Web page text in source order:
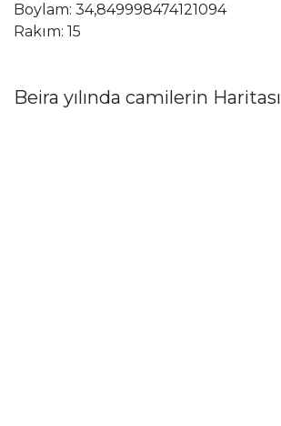
Boylam: 34,849998474121094
Rakım: 15
Beira yılında camilerin Haritası